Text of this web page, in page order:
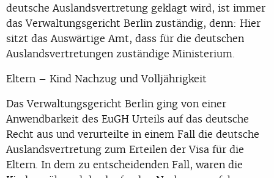
deutsche Auslandsvertretung geklagt wird, ist immer
das Verwaltungsgericht Berlin zuständig, denn: Hier
sitzt das Auswärtige Amt, dass für die deutschen
Auslandsvertretungen zuständige Ministerium.
Eltern – Kind Nachzug und Volljährigkeit
Das Verwaltungsgericht Berlin ging von einer
Anwendbarkeit des EuGH Urteils auf das deutsche
Recht aus und verurteilte in einem Fall die deutsche
Auslandsvertretung zum Erteilen der Visa für die
Eltern. In dem zu entscheidenden Fall, waren die